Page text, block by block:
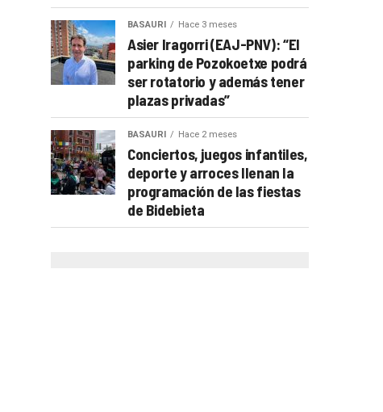
BASAURI Hace 3 meses
Asier Iragorri (EAJ-PNV): “El
parking de Pozokoetxe podrá
ser rotatorio y además tener
plazas privadas”
BASAURI Hace 2 meses
Conciertos, juegos infantiles,
deporte y arroces llenan la
programación de las fiestas
de Bidebieta